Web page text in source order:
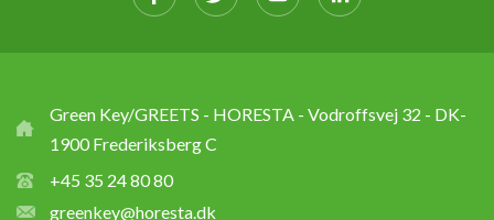
Green Key/GREETS - HORESTA - Vodroffsvej 32 - DK-
1900 Frederiksberg C
+45 35 24 80 80
greenkey@horesta.dk